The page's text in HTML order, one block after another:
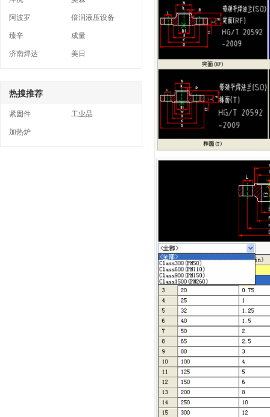
阿波罗
倍润液压设备
臻辛
成量
济南焊达
美日
热搜推荐
紧固件
工业品
加热炉